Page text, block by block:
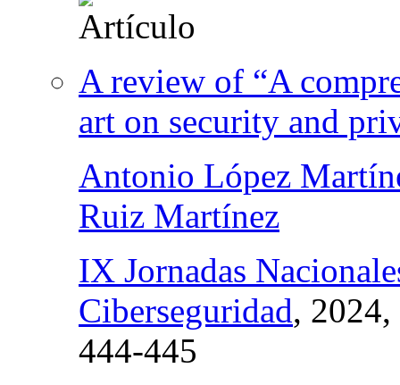
A review of “A
art on security and
Antonio López
Ruiz Martínez
IX Jornadas
Ciberseguridad, 2024,
444-445